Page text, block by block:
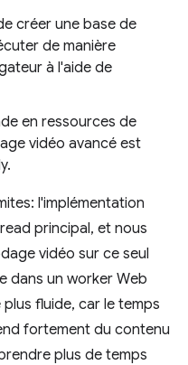
créer une base de
de manière
à l'aide de
en ressources de
vidéo avancé est
l'implémentation
principal, et nous
vidéo sur ce seul
dans un worker Web
fluide, car le temps
fortement du contenu
plus de temps